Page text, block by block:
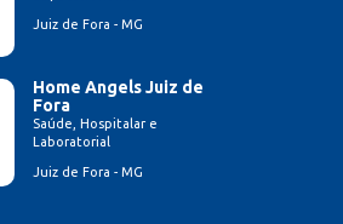
Juiz de Fora - MG
Home Angels Juiz de
Fora
Saúde, Hospitalar e
Laboratorial
Juiz de Fora - MG